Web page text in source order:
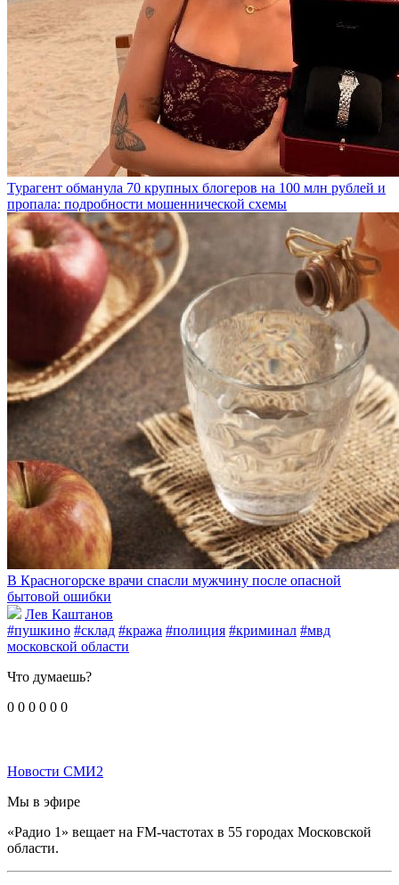
Турагент обманула 70 крупных блогеров на 100 млн рублей и
пропала: подробности мошеннической схемы
В Красногорске врачи спасли мужчину после опасной
бытовой ошибки
Лев Каштанов
#пушкино #склад #кража #полиция #криминал #мвд
московской области
Что думаешь?
0 0 0 0 0 0
Новости СМИ2
Мы в эфире
«Радио 1» вещает на FM-частотах в 55 городах Московской
области.